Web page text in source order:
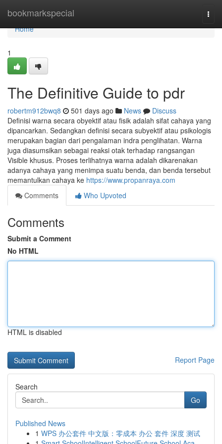
bookmarkspecial
Home
Home
1
The Definitive Guide to pdr
robertm912bwq8 501 days ago News
Discuss
Definisi warna secara obyektif atau fisik adalah sifat cahaya yang
dipancarkan. Sedangkan definisi secara subyektif atau psikologis
merupakan bagian dari pengalaman indra penglihatan. Warna
juga diasumsikan sebagai reaksi otak terhadap rangsangan
Visible khusus. Proses terlihatnya warna adalah dikarenakan
adanya cahaya yang menimpa suatu benda, dan benda tersebut
memantulkan cahaya ke https://www.propanraya.com
Comments
Who Upvoted
Comments
Submit a Comment
No HTML
HTML is disabled
Report Page
Search
Go
Published News
1 WPS 办公套件 中文版：零成本 办公 套件 深度 测试